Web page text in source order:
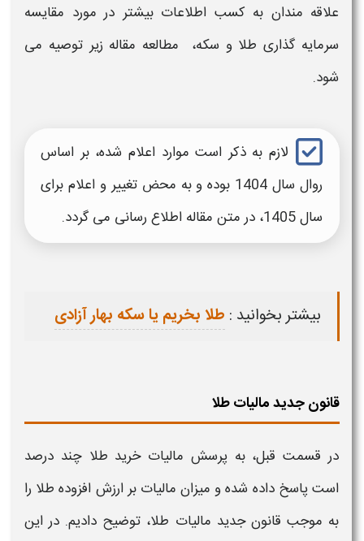
علاقه مندان به کسب اطلاعات بیشتر در مورد مقایسه
سرمایه گذاری طلا و سکه، مطالعه مقاله زیر توصیه می
شود.
لازم به ذکر است موارد اعلام شده، بر اساس
روال سال 1404 بوده و به محض تغییر و اعلام برای
سال 1405، در متن مقاله اطلاع رسانی می گردد.
بیشتر بخوانید : طلا بخریم یا سکه بهار آزادی
قانون جدید مالیات طلا
در قسمت قبل، به پرسش مالیات خرید طلا چند درصد
استپاسخ داده شده و میزان مالیات بر ارزش افزوده طلا را
به موجب قانون جدید مالیات طلا، توضیح دادیم. در این